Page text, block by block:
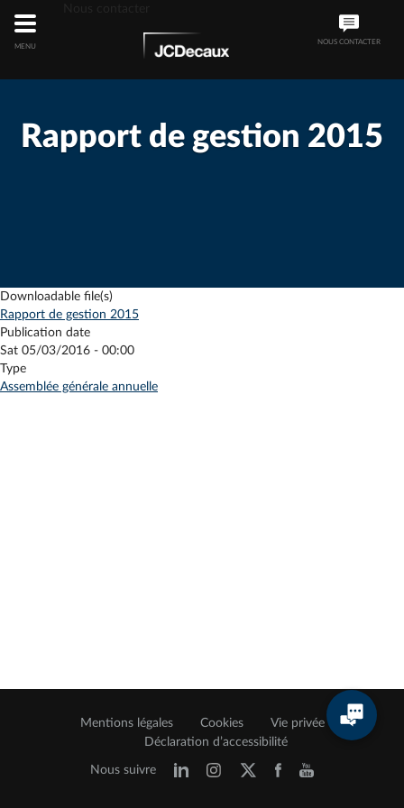
MENU
NOUS CONTACTER
Rapport de gestion 2015
Downloadable file(s)
Rapport de gestion 2015
Publication date
Sat 05/03/2016 - 00:00
Type
Assemblée générale annuelle
Mentions légales Cookies
Vie privée
Déclaration d’accessibilité
Nous suivre